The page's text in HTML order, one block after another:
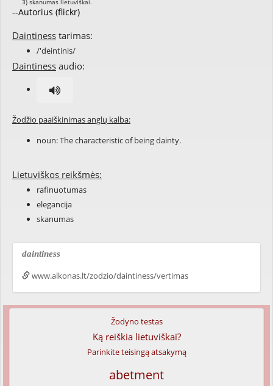
--Autorius (flickr)
Daintiness tarimas:
/'deintinis/
Daintiness audio:
Žodžio paaiškinimas anglų kalba:
noun: The characteristic of beingdainty.
Lietuviškos reikšmės:
rafinuotumas
elegancija
skanumas
daintiness
www.alkonas.lt/zodzio/daintiness/vertimas
Žodyno testas
Ką reiškia lietuviškai?
Parinkite teisingą atsakymą
abetment